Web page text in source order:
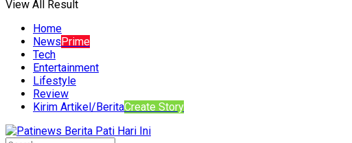
View All Result
Home
NewsPrime
Tech
Entertainment
Lifestyle
Review
Kirim Artikel/BeritaCreate Story